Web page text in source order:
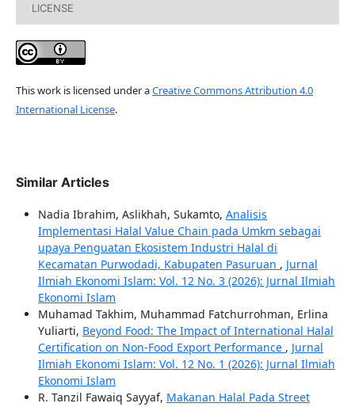
LICENSE
This work is licensed under aCreative Commons Attribution 4.0
International License.
Similar Articles
Nadia Ibrahim, Aslikhah, Sukamto, Analisis
Implementasi Halal Value Chain pada Umkm sebagai
upaya Penguatan Ekosistem Industri Halal di
Kecamatan Purwodadi, Kabupaten Pasuruan , Jurnal
Ilmiah Ekonomi Islam: Vol. 12 No. 3 (2026): Jurnal Ilmiah
Ekonomi Islam
Muhamad Takhim, Muhammad Fatchurrohman, Erlina
Yuliarti, Beyond Food: The Impact of International Halal
Certification on Non-Food Export Performance , Jurnal
Ilmiah Ekonomi Islam: Vol. 12 No. 1 (2026): Jurnal Ilmiah
Ekonomi Islam
R. Tanzil Fawaiq Sayyaf, Makanan Halal Pada Street